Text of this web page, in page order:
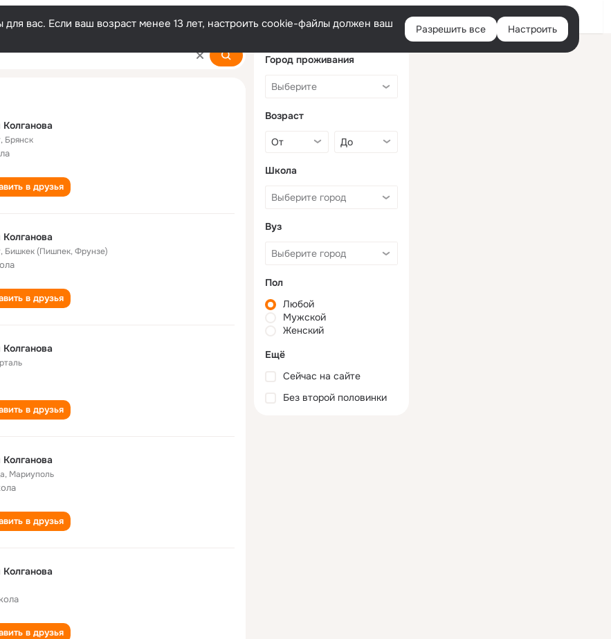
Войти
вас. Если ваш возраст менее 13 лет, настроить cookie-файлы должен ваш
Разрешить все Настроить
, Брянск
в друзья
, Бишкек (Пишпек, Фрунзе)
в друзья
Юлия Колганова
в друзья
, Мариуполь
в друзья
в друзья
Город проживания
Возраст
Школа
Вуз
Пол
Любой
Мужской
Женский
Ещё
Сейчас на сайте
Без второй половинки